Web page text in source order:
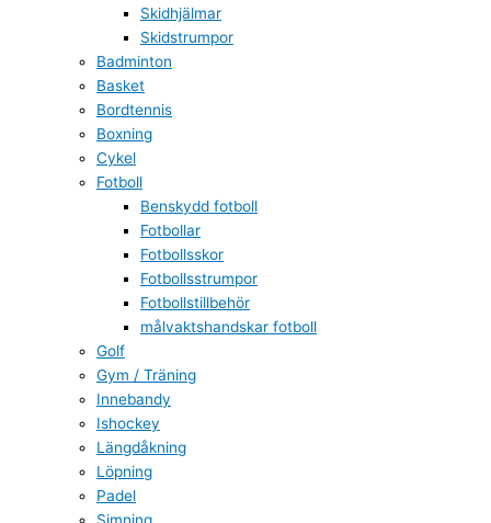
Skidhjälmar
Skidstrumpor
Badminton
Basket
Bordtennis
Boxning
Cykel
Fotboll
Benskydd fotboll
Fotbollar
Fotbollsskor
Fotbollsstrumpor
Fotbollstillbehör
målvaktshandskar fotboll
Golf
Gym / Träning
Innebandy
Ishockey
Längdåkning
Löpning
Padel